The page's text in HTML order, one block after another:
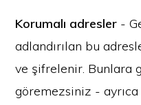
Korumalı adresler -
adlandırılan bu
ve şifrelenir. Bunlara
göremezsiniz -